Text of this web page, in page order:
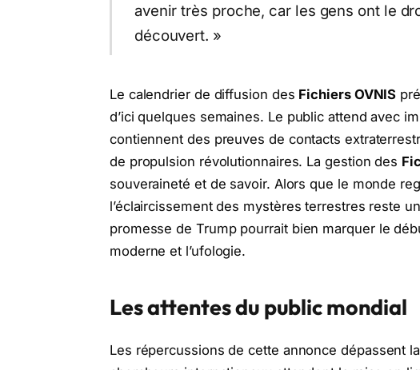
avenir très proche, car les gens ont le
découvert. »
Le calendrier de diffusion des Fichiers OVNIS
d’ici quelques semaines. Le public attend avec
contiennent des preuves de contacts
de propulsion révolutionnaires. La gestion des
souveraineté et de savoir. Alors que le monde
l’éclaircissement des mystères terrestres reste
promesse de Trump pourrait bien marquer le
moderne et l’ufologie.
Les attentes du public mondial
Les répercussions de cette annonce dépassent